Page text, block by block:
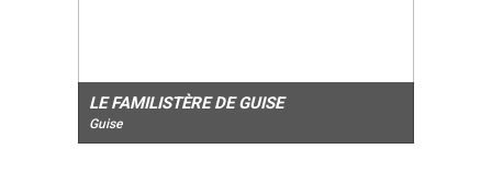
LE FAMILISTÈRE DE GUISE
Guise